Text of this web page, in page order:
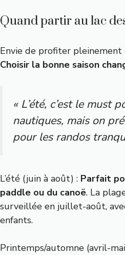
Quand partir au lac
Envie de profiter pleinement
Choisir la bonne saison
« L’été, c’est le must
nautiques, mais on
pour les randos
L’été (juin à août) : Parfait
paddle ou du canoë. La
surveillée en juillet-août,
enfants.
Printemps/automne (avril-